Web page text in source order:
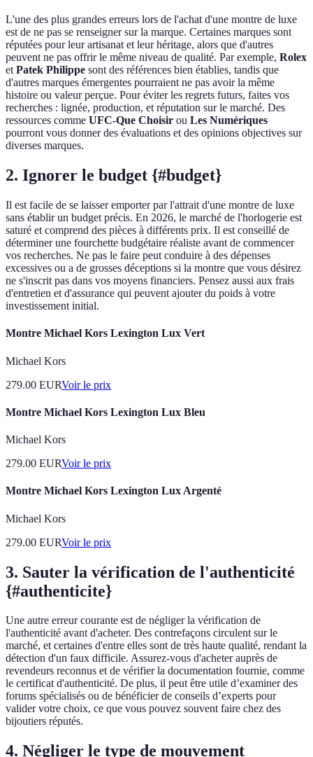
L'une des plus grandes erreurs lors de l'achat d'une montre de luxe
est de ne pas se renseigner sur la marque. Certaines marques sont
réputées pour leur artisanat et leur héritage, alors que d'autres
peuvent ne pas offrir le même niveau de qualité. Par exemple, Rolex
et Patek Philippe sont des références bien établies, tandis que
d'autres marques émergentes pourraient ne pas avoir la même
histoire ou valeur perçue. Pour éviter les regrets futurs, faites vos
recherches : lignée, production, et réputation sur le marché. Des
ressources comme UFC-Que Choisir ou Les Numériques
pourront vous donner des évaluations et des opinions objectives sur
diverses marques.
2. Ignorer le budget {#budget}
Il est facile de se laisser emporter par l'attrait d'une montre de luxe
sans établir un budget précis. En 2026, le marché de l'horlogerie est
saturé et comprend des pièces à différents prix. Il est conseillé de
déterminer une fourchette budgétaire réaliste avant de commencer
vos recherches. Ne pas le faire peut conduire à des dépenses
excessives ou a de grosses déceptions si la montre que vous désirez
ne s'inscrit pas dans vos moyens financiers. Pensez aussi aux frais
d'entretien et d'assurance qui peuvent ajouter du poids à votre
investissement initial.
Montre Michael Kors Lexington Lux Vert
Michael Kors
279.00 EURVoir le prix
Montre Michael Kors Lexington Lux Bleu
Michael Kors
279.00 EURVoir le prix
Montre Michael Kors Lexington Lux Argenté
Michael Kors
279.00 EURVoir le prix
3. Sauter la vérification de l'authenticité
{#authenticite}
Une autre erreur courante est de négliger la vérification de
l'authenticité avant d'acheter. Des contrefaçons circulent sur le
marché, et certaines d'entre elles sont de très haute qualité, rendant la
détection d'un faux difficile. Assurez-vous d'acheter auprès de
revendeurs reconnus et de vérifier la documentation fournie, comme
le certificat d'authenticité. De plus, il peut être utile d’examiner des
forums spécialisés ou de bénéficier de conseils d’experts pour
valider votre choix, ce que vous pouvez souvent faire chez des
bijoutiers réputés.
4. Négliger le type de mouvement